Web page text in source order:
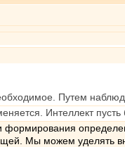
Путем
Интеллект
Мы можем уделять